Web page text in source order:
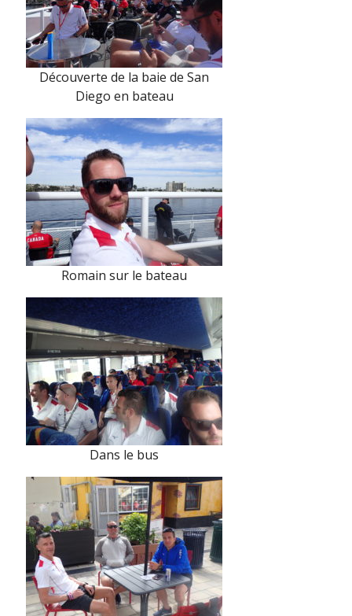
Découverte de la baie de San
Diego en bateau
Romain sur le bateau
Dans le bus